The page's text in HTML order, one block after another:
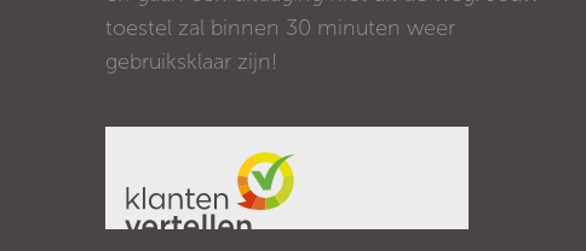
toestel zal binnen 30 minuten weer
gebruiksklaar zijn!